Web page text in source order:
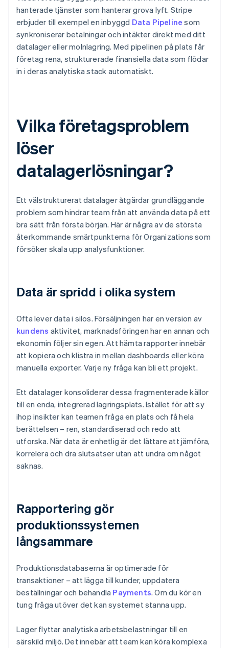
hanterade tjänster som hanterar grova lyft. Stripe
erbjuder till exempel en inbyggd Data Pipeline som
synkroniserar betalningar och intäkter direkt med ditt
datalager eller molnlagring. Med pipelinen på plats får
företag rena, strukturerade finansiella data som flödar
in i deras analytiska stack automatiskt.
Vilka företagsproblem
löser
datalagerlösningar?
Ett välstrukturerat datalager åtgärdar grundläggande
problem som hindrar team från att använda data på ett
bra sätt från första början. Här är några av de största
återkommande smärtpunkterna för Organizations som
försöker skala upp analysfunktioner.
Data är spridd i olika system
Ofta lever data i silos. Försäljningen har en version av
kundens aktivitet, marknadsföringen har en annan och
ekonomin följer sin egen. Att hämta rapporter innebär
att kopiera och klistra in mellan dashboards eller köra
manuella exporter. Varje ny fråga kan bli ett projekt.
Ett datalager konsoliderar dessa fragmenterade källor
till en enda, integrerad lagringsplats. Istället för att sy
ihop insikter kan teamen fråga en plats och få hela
berättelsen – ren, standardiserad och redo att
utforska. När data är enhetlig är det lättare att jämföra,
korrelera och dra slutsatser utan att undra om något
saknas.
Rapportering gör
produktionssystemen
långsammare
Produktionsdatabaserna är optimerade för
transaktioner – att lägga till kunder, uppdatera
beställningar och behandla Payments. Om du kör en
tung fråga utöver det kan systemet stanna upp.
Lager flyttar analytiska arbetsbelastningar till en
särskild miljö. Det innebär att team kan köra komplexa